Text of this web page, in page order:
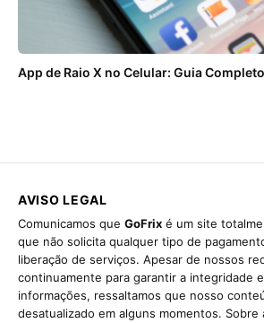
App de Raio X no Celular: Guia Completo
AVISO LEGAL
Comunicamos que GoFrix é um site
que não solicita qualquer tipo de
liberação de serviços. Apesar de nossos
continuamente para garantir a integridade
informações, ressaltamos que nosso
desatualizado em alguns momentos. Sobre